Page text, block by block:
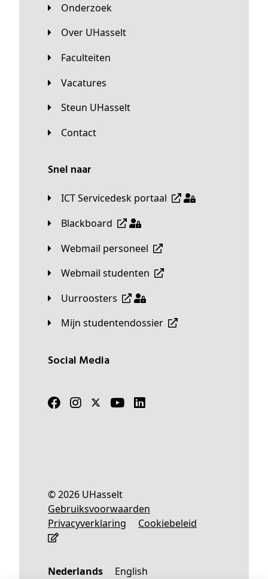
Onderzoek
Over UHasselt
Faculteiten
Vacatures
Steun UHasselt
Contact
Snel naar
ICT Servicedesk portaal
Blackboard
Webmail personeel
Webmail studenten
Uurroosters
Mijn studentendossier
Social Media
© 2026 UHasselt
Gebruiksvoorwaarden
Privacyverklaring
Cookiebeleid
Nederlands English